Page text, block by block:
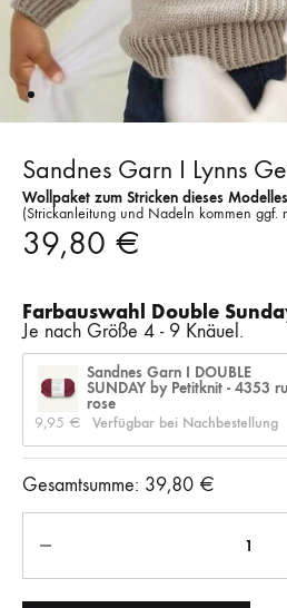
Sandnes Garn I Lynns
Wollpaket zum Stricken dieses
(Strickanleitung und Nadeln kommen ggf.
39,80 €
Farbauswahl Double
Je nach Größe 4 - 9 Knäuel.
Sandnes Garn I DOUBLE
SUNDAY by Petitknit - 4353
rose
9,95 € Verfügbar bei Nachbestellung
Gesamtsumme: 39,80 €